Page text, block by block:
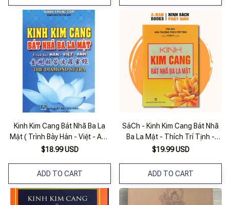
Kinh Kim Cang Bát Nhã Ba La
Mật ( Trình Bày Hán - Việt - Anh
)
$18.99 USD
ADD TO CART
SáCh - Kinh Kim Cang Bát Nhã
Ba La Mật - Thích Trí Tịnh -
Anan Books
$19.99 USD
ADD TO CART